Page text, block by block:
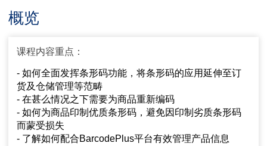
概览
课程内容重点：
- 如何全面发挥条形码功能，将条形码的应用延伸至订
货及仓储管理等范畴
- 在甚么情况之下需要为商品重新编码
- 如何为商品印制优质条形码，避免因印制劣质条形码
而蒙受损失
- 了解如何配合BarcodePlus平台有效管理产品信息